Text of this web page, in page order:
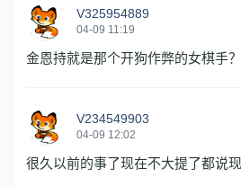
V325954889
04-09 11:19
金恩持就是那个开狗作弊的女棋手？
V234549903
04-09 12:02
很久以前的事了现在不大提了都说